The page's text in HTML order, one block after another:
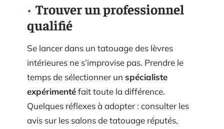
Trouver un professionnel
qualifié
Se lancer dans un tatouage des lèvres
intérieures ne s’improvise pas. Prendre le
temps de sélectionner un spécialiste
expérimentéfait toute la différence.
Quelques réflexes à adopter : consulter les
avis sur les salons de tatouage réputés,